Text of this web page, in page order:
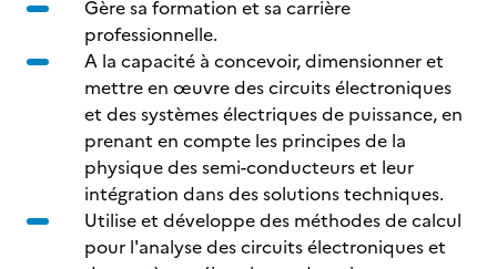
Gère sa formation et sa carrière
professionnelle.
A la capacité à concevoir, dimensionner et
mettre en œuvre des circuits électroniques
et des systèmes électriques de puissance, en
prenant en compte les principes de la
physique des semi-conducteurs et leur
intégration dans des solutions techniques.
Utilise et développe des méthodes de calcul
pour l'analyse des circuits électroniques et